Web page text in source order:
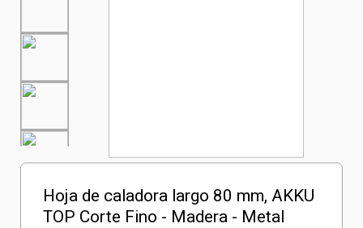
Hoja de caladora largo 80 mm, AKKU
TOP Corte Fino - Madera - Metal